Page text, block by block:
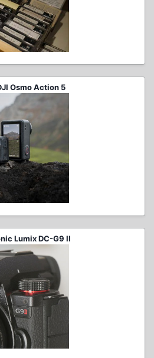
Osmo Action 5
Lumix DC-G9 II